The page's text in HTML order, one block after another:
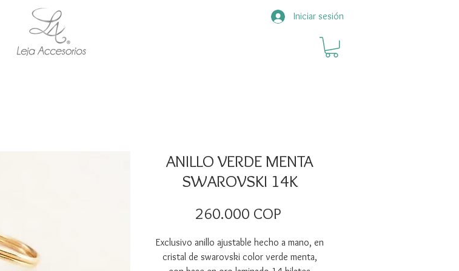
Iniciar sesión
ANILLO VERDE MENTA
SWAROVSKI 14K
260.000 COPPrecio
Exclusivo anillo ajustable hecho a mano, en
cristal de swarovski color verde menta,